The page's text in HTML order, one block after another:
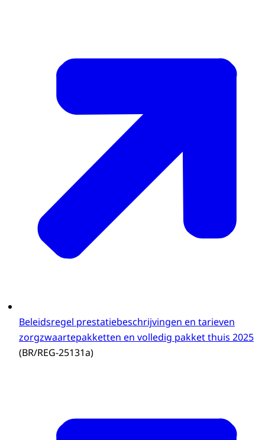
Beleidsregel prestatiebeschrijvingen en tarieven
zorgzwaartepakketten en volledig pakket thuis 2025
(BR/REG-25131a)